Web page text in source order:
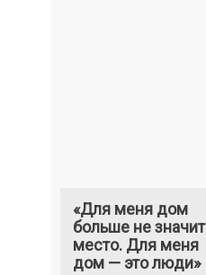
«Для меня дом
больше не значит
место. Для меня
дом — это люди»